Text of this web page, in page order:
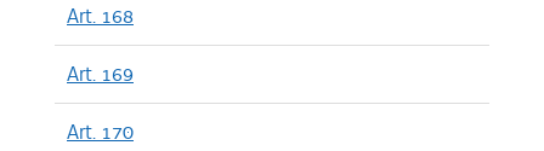
Art. 168
Art. 169
Art. 170